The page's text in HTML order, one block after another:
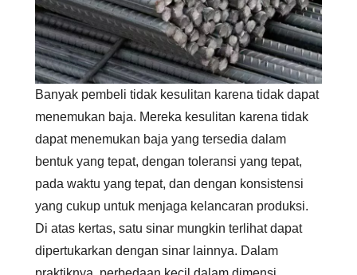
Banyak pembeli tidak kesulitan karena tidak dapat
menemukan baja. Mereka kesulitan karena tidak
dapat menemukan baja yang tersedia dalam
bentuk yang tepat, dengan toleransi yang tepat,
pada waktu yang tepat, dan dengan konsistensi
yang cukup untuk menjaga kelancaran produksi.
Di atas kertas, satu sinar mungkin terlihat dapat
dipertukarkan dengan sinar lainnya. Dalam